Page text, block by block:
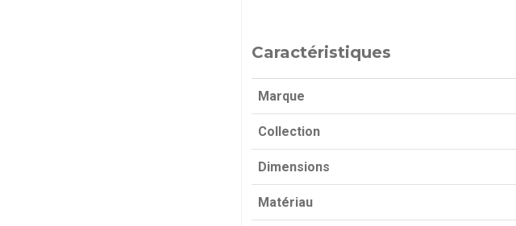
Caractéristiques
Marque
Collection
Dimensions
Matériau